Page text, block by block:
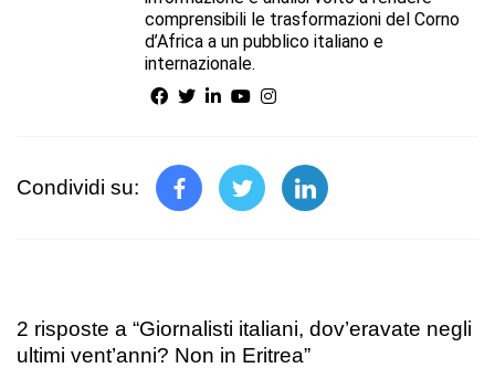
comprensibili le trasformazioni del Corno
d’Africa a un pubblico italiano e
internazionale.
Condividi su:
2 risposte a “Giornalisti italiani, dov’eravate negli
ultimi vent’anni? Non in Eritrea”